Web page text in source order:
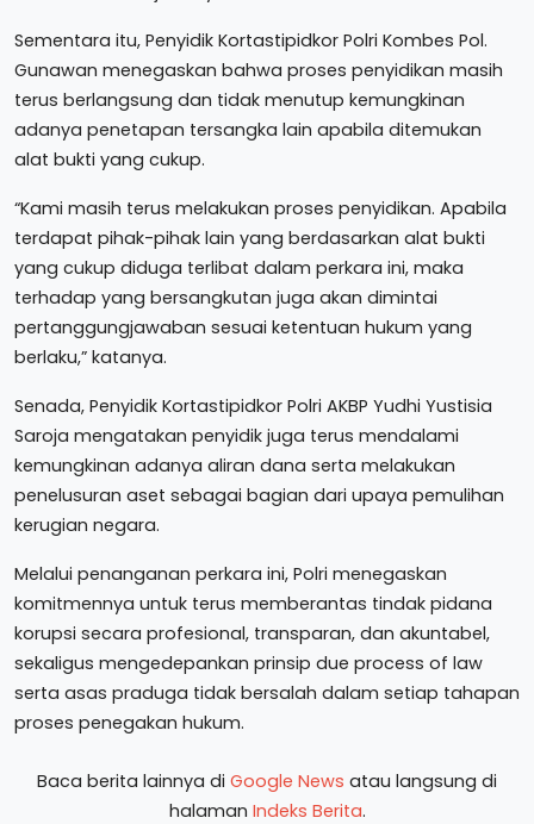
Sementara itu, Penyidik Kortastipidkor Polri Kombes Pol.
Gunawan menegaskan bahwa proses penyidikan masih
terus berlangsung dan tidak menutup kemungkinan
adanya penetapan tersangka lain apabila ditemukan
alat bukti yang cukup.
“Kami masih terus melakukan proses penyidikan. Apabila
terdapat pihak-pihak lain yang berdasarkan alat bukti
yang cukup diduga terlibat dalam perkara ini, maka
terhadap yang bersangkutan juga akan dimintai
pertanggungjawaban sesuai ketentuan hukum yang
berlaku,” katanya.
Senada, Penyidik Kortastipidkor Polri AKBP Yudhi Yustisia
Saroja mengatakan penyidik juga terus mendalami
kemungkinan adanya aliran dana serta melakukan
penelusuran aset sebagai bagian dari upaya pemulihan
kerugian negara.
Melalui penanganan perkara ini, Polri menegaskan
komitmennya untuk terus memberantas tindak pidana
korupsi secara profesional, transparan, dan akuntabel,
sekaligus mengedepankan prinsip due process of law
serta asas praduga tidak bersalah dalam setiap tahapan
proses penegakan hukum.
Baca berita lainnya di Google News atau langsung di
halaman Indeks Berita.